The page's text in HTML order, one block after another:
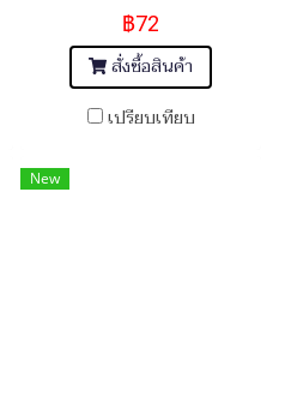
฿72
สั่งซื้อสินค้า
เปรียบเทียบ
New